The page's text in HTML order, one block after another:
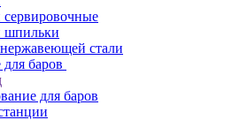
шпильки
стали
баров
для баров